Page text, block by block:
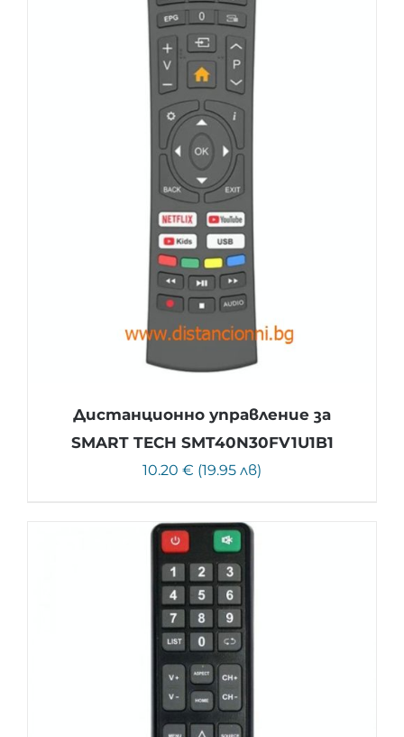
Дистанционно управление за
SMART TECH SMT40N30FV1U1B1
10.20 € (19.95 лв)